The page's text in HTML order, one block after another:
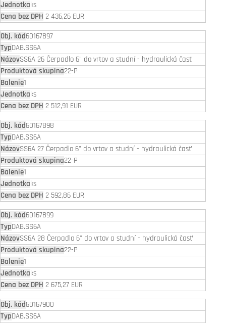
ks
2 436,26 EUR
60167897
DAB.SS6A
SS6A 26 Čerpadlo 6" do vrtov a studní - hydraulická časť
22-P
1
ks
2 512,91 EUR
60167898
DAB.SS6A
SS6A 27 Čerpadlo 6" do vrtov a studní - hydraulická časť
22-P
1
ks
2 592,86 EUR
60167899
DAB.SS6A
SS6A 28 Čerpadlo 6" do vrtov a studní - hydraulická časť
22-P
1
ks
2 675,27 EUR
60167900
DAB.SS6A